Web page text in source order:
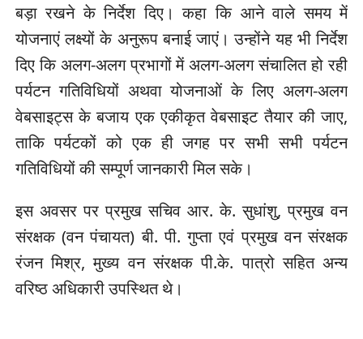
बड़ा रखने के निर्देश दिए। कहा कि आने वाले समय में
योजनाएं लक्ष्यों के अनुरूप बनाई जाएं। उन्होंने यह भी निर्देश
दिए कि अलग-अलग प्रभागों में अलग-अलग संचालित हो रही
पर्यटन गतिविधियों अथवा योजनाओं के लिए अलग-अलग
वेबसाइट्स के बजाय एक एकीकृत वेबसाइट तैयार की जाए,
ताकि पर्यटकों को एक ही जगह पर सभी सभी पर्यटन
गतिविधियों की सम्पूर्ण जानकारी मिल सके।
इस अवसर पर प्रमुख सचिव आर. के. सुधांशु, प्रमुख वन
संरक्षक (वन पंचायत) बी. पी. गुप्ता एवं प्रमुख वन संरक्षक
रंजन मिश्र, मुख्य वन संरक्षक पी.के. पात्रो सहित अन्य
वरिष्ठ अधिकारी उपस्थित थे।